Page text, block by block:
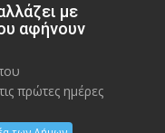
με
αφήνουν
πρώτες ημέρες